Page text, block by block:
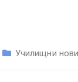
Училищни